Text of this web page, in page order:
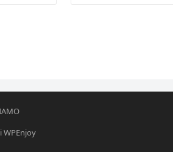
WPEnjoy